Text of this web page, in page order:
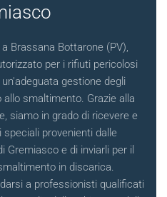
Brassana Bottarone (PV),
per i rifiuti pericolosi
gestione degli
smaltimento. Grazie alla
siamo in grado di ricevere e
provenienti dalle
Gremiasco e di inviarli per il
in discarica.
a professionisti qualificati